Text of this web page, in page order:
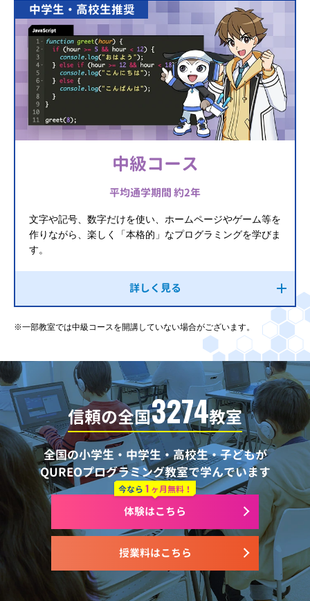
中学生・高校生推奨
中級コース
平均通学期間 約2年
文字や記号、数字だけを使い、ホームページやゲーム等を
作りながら、楽しく「本格的」なプログラミングを学びま
す。
詳しく見る
※一部教室では中級コースを開講していない場合がございます。
信頼の全国3274教室
全国の小学生・中学生・高校生・子どもが
QUREOプログラミング教室で学んでいます
授業料はこちら
今なら 1 ヶ月無料！
体験はこちら